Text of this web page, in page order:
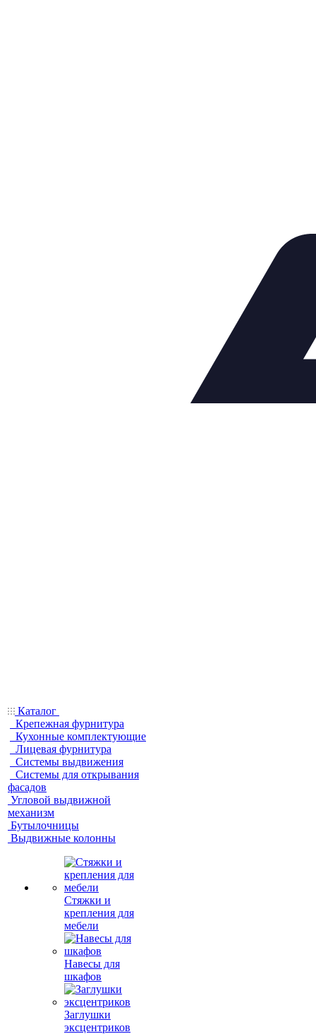
Каталог
Крепежная фурнитура
Кухонные комплектующие
Лицевая фурнитура
Системы выдвижения
Системы для открывания
фасадов
Угловой выдвижной
механизм
Бутылочницы
Выдвижные колонны
Стяжки и
крепления для
мебели
Навесы для
шкафов
Заглушки
эксцентриков